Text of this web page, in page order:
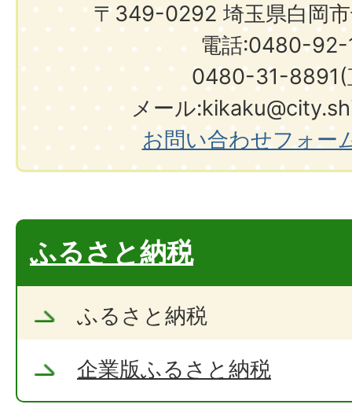
〒349-0292 埼玉県白岡
電話:0480-92-
0480-31-8891(
メール
お問い合わせフォー
ふるさと納税
ふるさと納税
企業版ふるさと納税